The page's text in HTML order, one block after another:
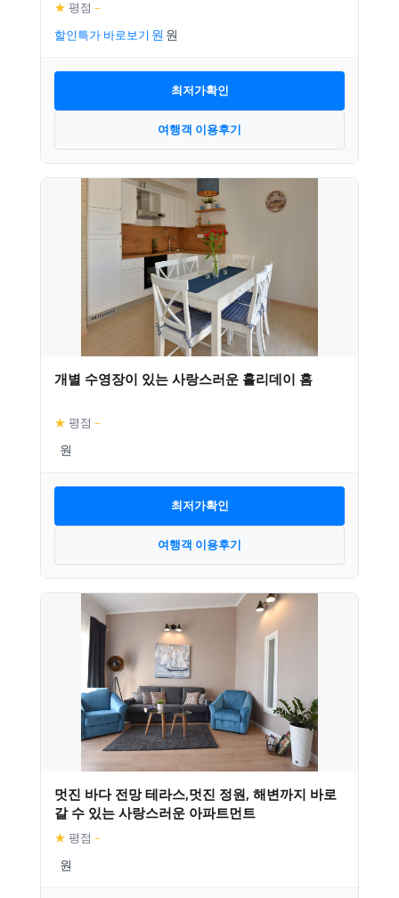
★ 평점 –
할인특가 바로보기
최저가확인
여행객 이용후기
개별 수영장이 있는 사랑스러운 홀리데이 홈
★ 평점 –
최저가확인
여행객 이용후기
멋진 바다 전망 테라스,멋진 정원, 해변까지 바로
갈 수 있는 사랑스러운 아파트먼트
★ 평점 –